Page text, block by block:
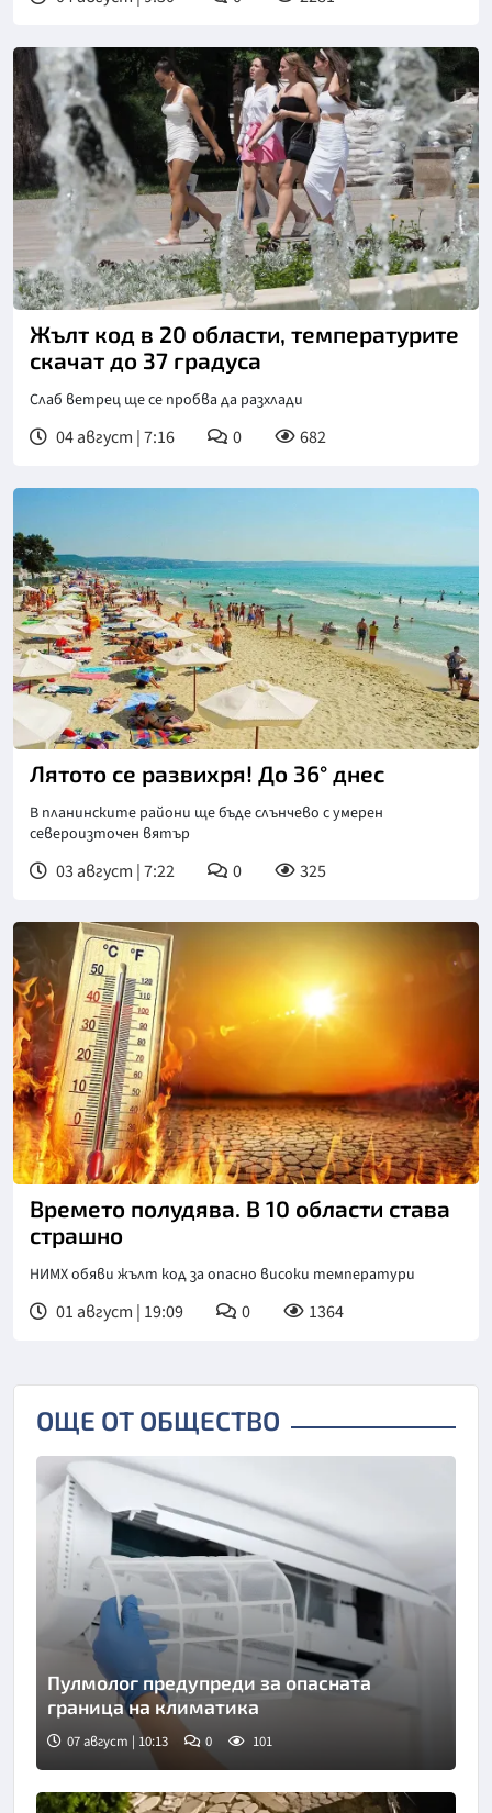
Жълт код в 20 области, температурите
скачат до 37 градуса
Слаб ветрец ще се пробва да разхлади
04 август | 7:16 0 682
Лятото се развихря! До 36° днес
В планинските райони ще бъде слънчево с умерен
североизточен вятър
03 август | 7:22 0 325
Времето полудява. В 10 области става
страшно
НИМХ обяви жълт код за опасно високи температури
01 август | 19:09 0 1364
ОЩЕ ОТ ОБЩЕСТВО
Пулмолог предупреди за опасната
граница на климатика
07 август | 10:13 0 101